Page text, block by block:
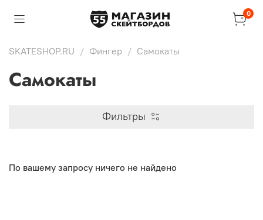
0
SKATESHOP.RU Фингер Самокаты
Самокаты
Фильтры
По вашему запросу ничего не найдено